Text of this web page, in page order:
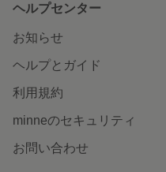
ヘルプセンター
お知らせ
ヘルプとガイド
利用規約
minneのセキュリティ
お問い合わせ